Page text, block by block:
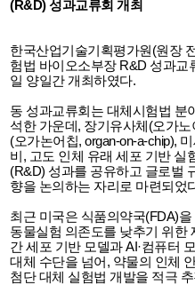
(R&D) 성과교류회 개최
한국산업기술기획평가원(원장
험법 바이오소부장 R&D 성과교
일 양일간 개최하였다.
동 성과교류회는 대체시험법 분
석한 가운데, 장기유사체(오가
(오가논어칩, organ-on-a-chip),
비, 고도 인체 유래 세포 기반 실
(R&D) 성과를 공유하고 글로벌
향을 논의하는 자리로 마련되었
최근 미국은 식품의약국(FDA)
동물실험 의존도를 낮추기 위한
간 세포 기반 모델과 AI·컴퓨터
대체 수단을 넘어, 약물의 인체
첨단 대체 실험법 개발을 적극